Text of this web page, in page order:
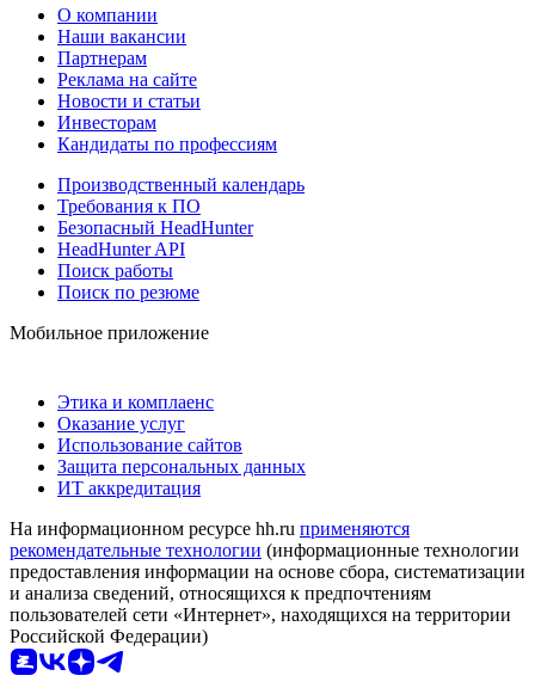
О компании
Наши вакансии
Партнерам
Реклама на сайте
Новости и статьи
Инвесторам
Кандидаты по профессиям
Производственный календарь
Требования к ПО
Безопасный HeadHunter
HeadHunter API
Поиск работы
Поиск по резюме
Мобильное приложение
Этика и комплаенс
Оказание услуг
Использование сайтов
Защита персональных данных
ИТ аккредитация
На информационном ресурсе hh.ru применяются
рекомендательные технологии (информационные технологии
предоставления информации на основе сбора, систематизации
и анализа сведений, относящихся к предпочтениям
пользователей сети «Интернет», находящихся на территории
Российской Федерации)